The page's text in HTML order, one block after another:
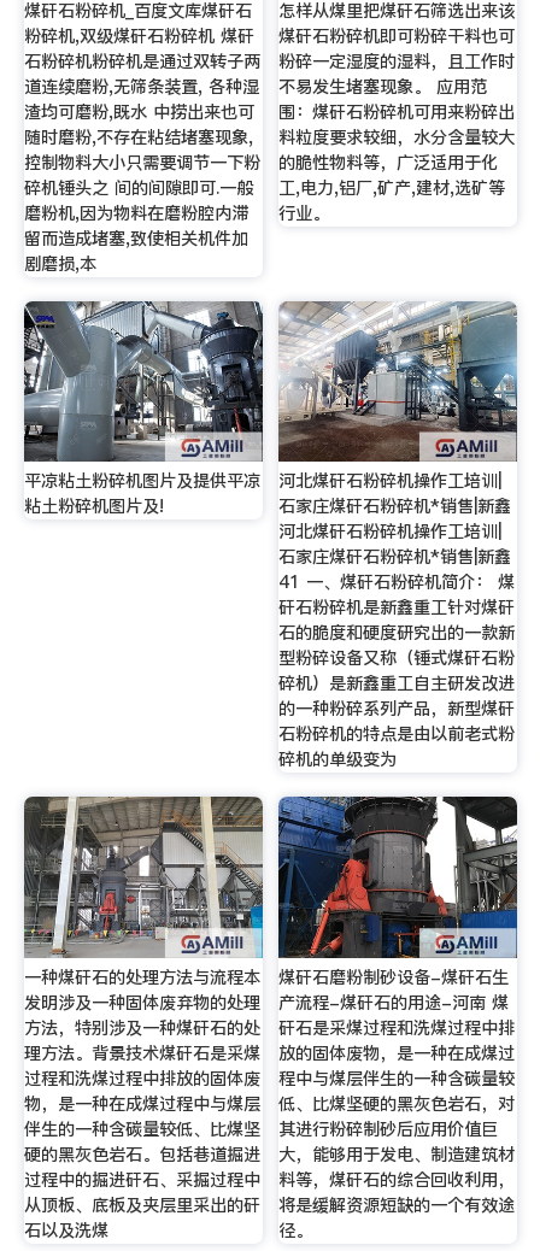
煤矸石粉碎机_百度文库煤矸石
粉碎机,双级煤矸石粉碎机 煤矸
石粉碎机粉碎机是通过双转子两
道连续磨粉,无筛条装置, 各种湿
渣均可磨粉,既水 中捞出来也可
随时磨粉,不存在粘结堵塞现象,
控制物料大小只需要调节一下粉
碎机锤头之 间的间隙即可.一般
磨粉机,因为物料在磨粉腔内滞
留而造成堵塞,致使相关机件加
剧磨损,本
怎样从煤里把煤矸石筛选出来该
煤矸石粉碎机即可粉碎干料也可
粉碎一定湿度的湿料，且工作时
不易发生堵塞现象。 应用范
围：煤矸石粉碎机可用来粉碎出
料粒度要求较细，水分含量较大
的脆性物料等，广泛适用于化
工,电力,铝厂,矿产,建材,选矿等
行业。
平凉粘土粉碎机图片及提供平凉
粘土粉碎机图片及!
河北煤矸石粉碎机操作工培训|
石家庄煤矸石粉碎机*销售|新鑫
河北煤矸石粉碎机操作工培训|
石家庄煤矸石粉碎机*销售|新鑫
41 一、煤矸石粉碎机简介： 煤
矸石粉碎机是新鑫重工针对煤矸
石的脆度和硬度研究出的一款新
型粉碎设备又称（锤式煤矸石粉
碎机）是新鑫重工自主研发改进
的一种粉碎系列产品，新型煤矸
石粉碎机的特点是由以前老式粉
碎机的单级变为
一种煤矸石的处理方法与流程本
发明涉及一种固体废弃物的处理
方法，特别涉及一种煤矸石的处
理方法。背景技术煤矸石是采煤
过程和洗煤过程中排放的固体废
物，是一种在成煤过程中与煤层
伴生的一种含碳量较低、比煤坚
硬的黑灰色岩石。包括巷道掘进
过程中的掘进矸石、采掘过程中
从顶板、底板及夹层里采出的矸
石以及洗煤
煤矸石磨粉制砂设备-煤矸石生
产流程-煤矸石的用途-河南 煤
矸石是采煤过程和洗煤过程中排
放的固体废物，是一种在成煤过
程中与煤层伴生的一种含碳量较
低、比煤坚硬的黑灰色岩石，对
其进行粉碎制砂后应用价值巨
大，能够用于发电、制造建筑材
料等，煤矸石的综合回收利用，
将是缓解资源短缺的一个有效途
径。